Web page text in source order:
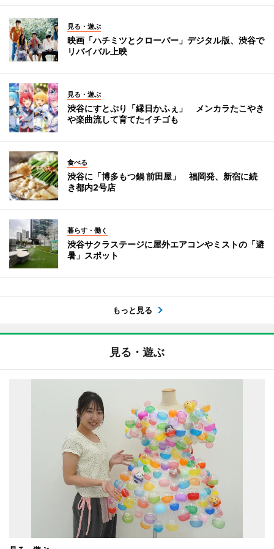
見る・遊ぶ
映画「ハチミツとクローバー」デジタル版、渋谷で
リバイバル上映
見る・遊ぶ
渋谷にすとぷり「縁日かふぇ」 メンカラたこやき
や楽曲流して育てたイチゴも
食べる
渋谷に「博多もつ鍋 前田屋」 福岡発、新宿に続
き都内2号店
暮らす・働く
渋谷サクラステージに屋外エアコンやミストの「避
暑」スポット
もっと見る
見る・遊ぶ